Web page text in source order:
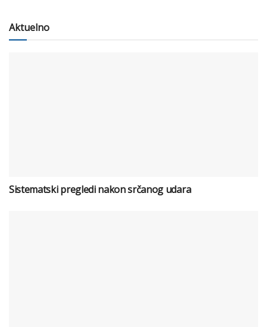
Aktuelno
Sistematski pregledi nakon srčanog udara